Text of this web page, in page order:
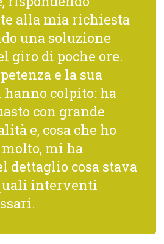
alla mia richiesta
una soluzione
giro di poche ore.
e la sua
hanno colpito: ha
con grande
e, cosa che ho
molto, mi ha
dettaglio cosa stava
interventi